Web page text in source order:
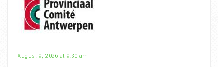
August 9, 2026 at 9:30 am